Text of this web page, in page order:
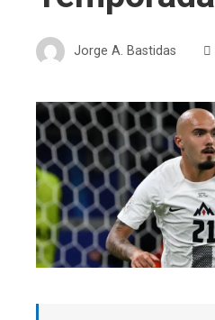
Jorge A. Bastidas